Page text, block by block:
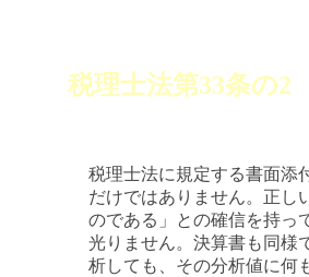
税理士法第33条の
税理士法に規定する書面添
だけではありません。正し
のである」との確信を持っ
光りません。決算書も同様
析しても、その分析値に何